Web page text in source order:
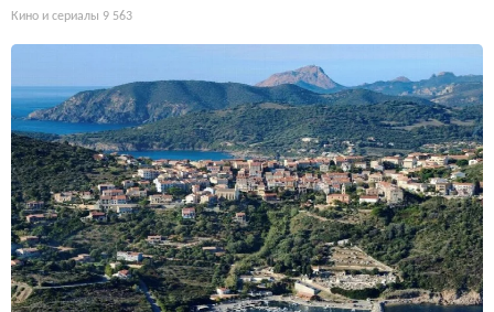
Кино и сериалы 9 563